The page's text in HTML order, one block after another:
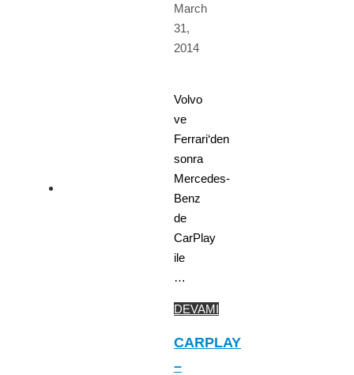
March
31,
2014
Volvo
ve
Ferrari‘den
sonra
Mercedes-
Benz
de
CarPlay
ile
…
DEVAMI
CARPLAY
–